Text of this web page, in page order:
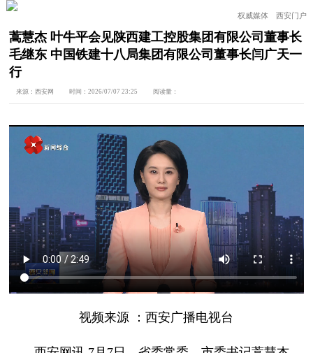
权威媒体 西安门户
蒿慧杰 叶牛平会见陕西建工控股集团有限公司董事长
毛继东 中国铁建十八局集团有限公司董事长闫广天一
行
来源：西安网 时间：2026/07/07 23:25 阅读量：
视频来源 ：西安广播电视台